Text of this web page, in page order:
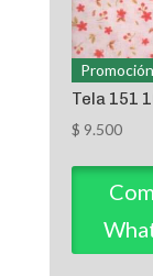
Promoción
Tela 151
$ 9.500